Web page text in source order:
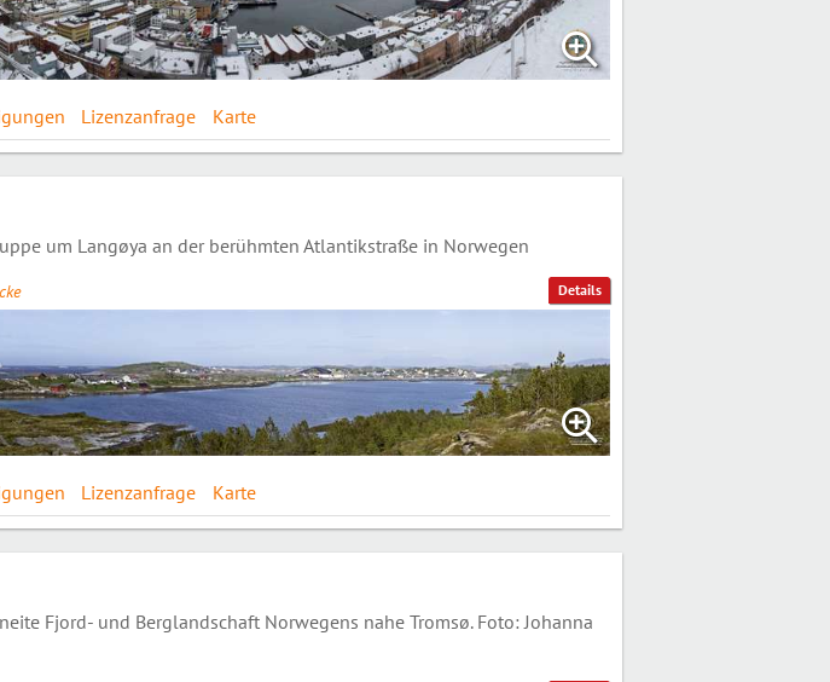
Lizenzanfrage Karte
Details
um Langøya an der berühmten Atlantikstraße in Norwegen
Lizenzanfrage Karte
Fjord- und Berglandschaft Norwegens nahe Tromsø. Foto: Johanna